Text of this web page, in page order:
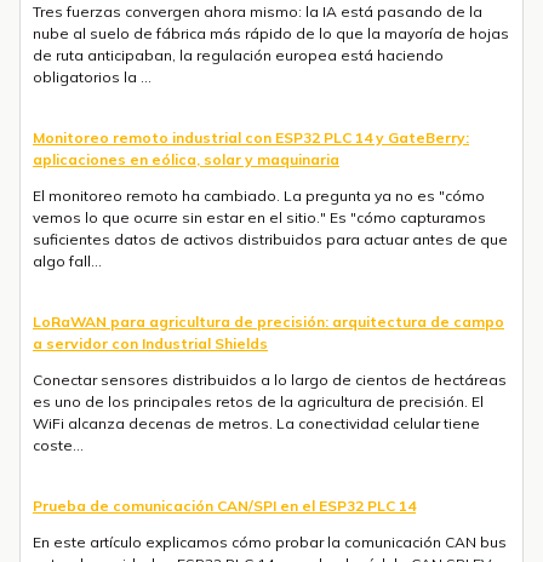
Tres fuerzas convergen ahora mismo: la IA está pasando de la
nube al suelo de fábrica más rápido de lo que la mayoría de hojas
de ruta anticipaban, la regulación europea está haciendo
obligatorios la ...
Monitoreo remoto industrial con ESP32 PLC 14 y GateBerry:
aplicaciones en eólica, solar y maquinaria
El monitoreo remoto ha cambiado. La pregunta ya no es "cómo
vemos lo que ocurre sin estar en el sitio." Es "cómo capturamos
suficientes datos de activos distribuidos para actuar antes de que
algo fall...
LoRaWAN para agricultura de precisión: arquitectura de campo
a servidor con Industrial Shields
Conectar sensores distribuidos a lo largo de cientos de hectáreas
es uno de los principales retos de la agricultura de precisión. El
WiFi alcanza decenas de metros. La conectividad celular tiene
coste...
Prueba de comunicación CAN/SPI en el ESP32 PLC 14
En este artículo explicamos cómo probar la comunicación CAN bus